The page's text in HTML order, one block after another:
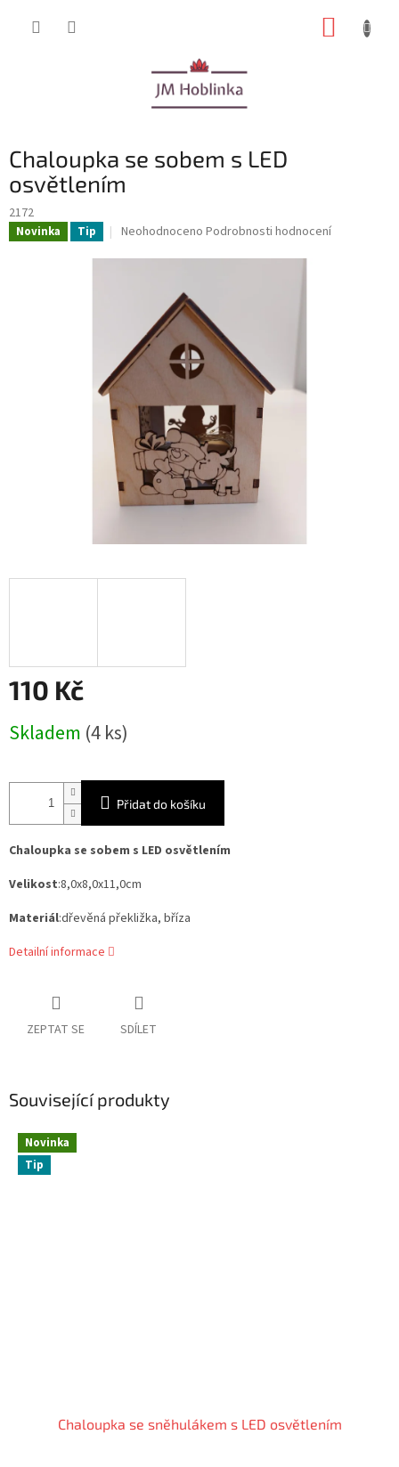
Chaloupka se sobem s LED
osvětlením
2172
Novinka Tip
Průměrné
produktu
hvězdiček.
Neohodnoceno Podrobnosti hodnocení
110 Kč
cena:
Skladem (4 ks)
Přidat do košíku
Chaloupka se sobem s LED osvětlením
Velikost:8,0x8,0x11,0cm
Materiál:dřevěná překližka, bříza
Detailní informace
ZEPTAT SE SDÍLET
Související produkty
Novinka
Tip
Chaloupka se sněhulákem s LED osvětlením